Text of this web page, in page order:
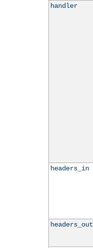
handler
headers_in
headers_out